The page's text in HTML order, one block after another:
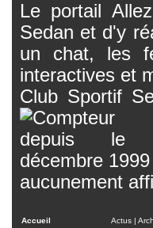
Le portail
Sedan et d'y
un chat, les
interactives et
Club Sportif
aucunement
Accueil Actus |